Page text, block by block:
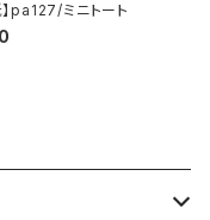
】pa127/ミニトート